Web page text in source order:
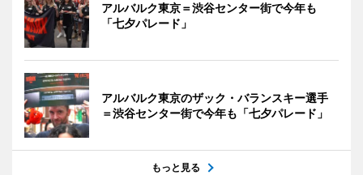
アルバルク東京＝渋谷センター街で今年も
「七夕パレード」
アルバルク東京のザック・バランスキー選手
＝渋谷センター街で今年も「七夕パレード」
もっと見る